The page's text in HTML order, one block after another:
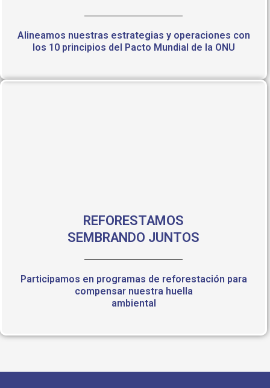
Alineamos nuestras estrategias y operaciones con
los 10 principios del Pacto Mundial de la ONU
REFORESTAMOS
SEMBRANDO JUNTOS
Participamos en programas de reforestación para
compensar nuestra huella
ambiental